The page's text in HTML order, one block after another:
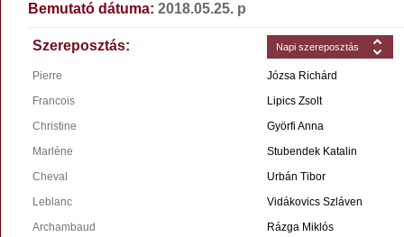
Bemutató dátuma: 2018.05.25. p
Szereposztás: Napi szereposztás
Pierre
Józsa Richárd
Francois
Lipics Zsolt
Christine
Györfi Anna
Marléne
Stubendek Katalin
Cheval
Urbán Tibor
Leblanc
Vidákovics Szláven
Archambaud
Rázga Miklós